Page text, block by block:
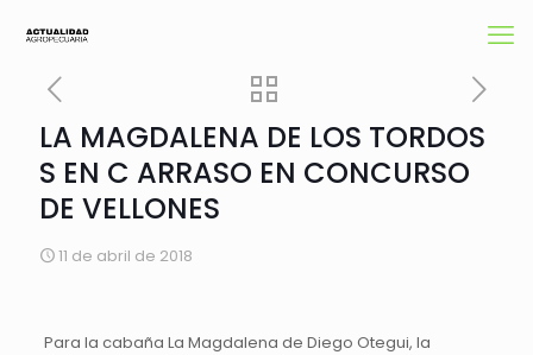
LA MAGDALENA DE LOS TORDOS
S EN C ARRASO EN CONCURSO
DE VELLONES
11 de abril de 2018
Para la cabaña La Magdalena de Diego Otegui, la